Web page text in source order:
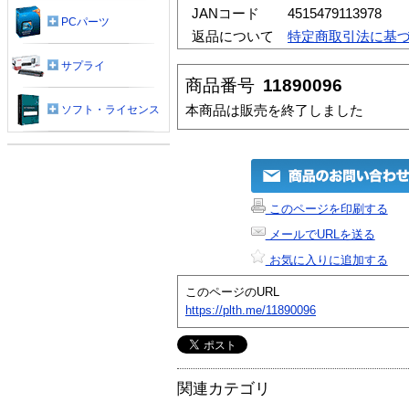
JANコード
4515479113978
返品について
特定商取引法に基
商品番号 11890096
本商品は販売を終了しました
このページを印刷する
メールでURLを送る
お気に入りに追加する
このページのURL
https://plth.me/11890096
関連カテゴリ
PCパーツ
サプライ
ソフト・ライセンス